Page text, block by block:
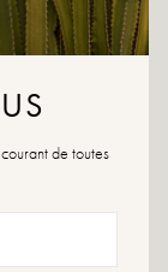
te maken met
de toutes